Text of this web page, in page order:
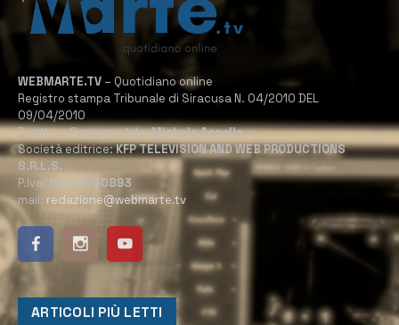
WEBMARTE.TV – Quotidiano online
Registro stampa Tribunale di Siracusa N. 04/2010 DEL
09/04/2010
Direttore Responsabile:Michele Accolla
Società editrice:KFP TELEVISION AND WEB PRODUCTIONS
S.R.L.S.
P.Iva: 02184950893
mail: redazione@webmarte.tv
ARTICOLI PIÙ LETTI